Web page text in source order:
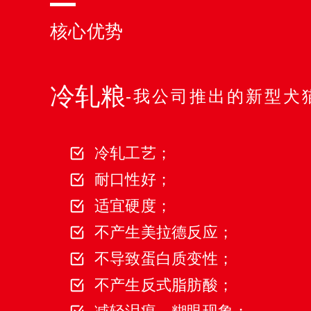
核心优势
冷轧粮-我公司推出的新型犬
冷轧工艺；
耐口性好；
适宜硬度；
不产生美拉德反应；
不导致蛋白质变性；
不产生反式脂肪酸；